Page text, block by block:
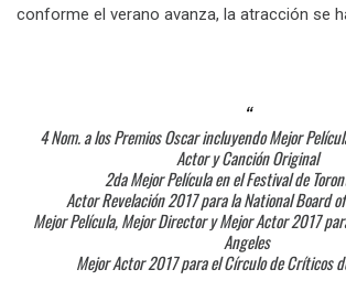
conforme el verano avanza, la atracción se
4 Nom. a los Premios Oscar incluyendo Mejor
Actor y Canción Original
2da Mejor Película en el Festival de
Actor Revelación 2017 para la National Board
Mejor Película, Mejor Director y Mejor Actor 2017
Angeles
Mejor Actor 2017 para el Círculo de Críticos